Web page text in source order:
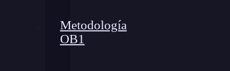
Metodología
OB1